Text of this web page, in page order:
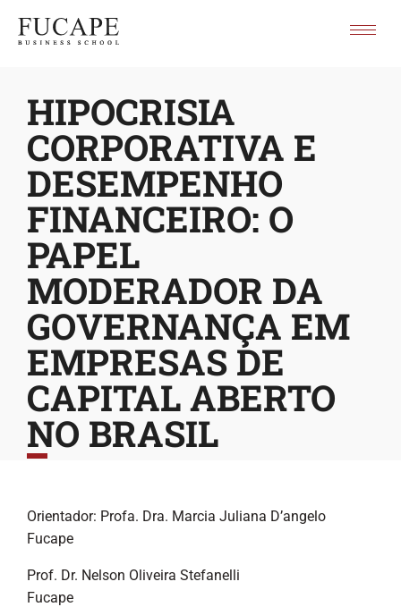
HIPOCRISIA
CORPORATIVA E
DESEMPENHO
FINANCEIRO: O
PAPEL
MODERADOR DA
GOVERNANÇA EM
EMPRESAS DE
CAPITAL ABERTO
NO BRASIL
Orientador: Profa. Dra. Marcia Juliana D’angelo
Fucape
Prof. Dr. Nelson Oliveira Stefanelli
Fucape